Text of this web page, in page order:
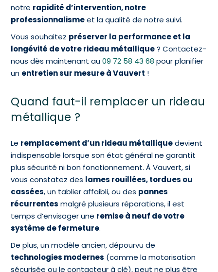
notre rapidité d’intervention, notre
professionnalismeet la qualité de notre suivi.
Vous souhaitez préserver la performance et la
longévité de votre rideau métallique? Contactez-
nous dès maintenant au09 72 58 43 68 pour planifier
un entretien sur mesure à Vauvert !
Quand faut-il remplacer un rideau
métallique ?
Le remplacement d’un rideau métalliquedevient
indispensable lorsque son état général ne garantit
plus sécurité ni bon fonctionnement. À Vauvert, si
vous constatez des lames rouillées, tordues ou
cassées, un tablier affaibli, ou des pannes
récurrentes malgré plusieurs réparations, il est
temps d’envisager une remise à neuf de votre
système de fermeture.
De plus, un modèle ancien, dépourvu de
technologies modernes (comme la motorisation
sécurisée ou le contacteur à clé), peut ne plus être